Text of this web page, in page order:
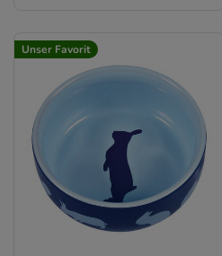
Unser Favorit